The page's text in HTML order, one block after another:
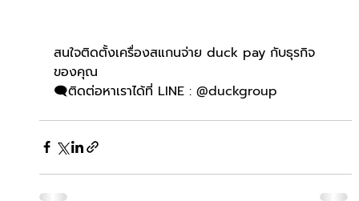
สนใจติดตั้งเครื่องสแกนจ่าย duck pay กับธุรกิจ
ของคุณ
🗨️ติดต่อหาเราได้ที่ LINE : @duckgroup